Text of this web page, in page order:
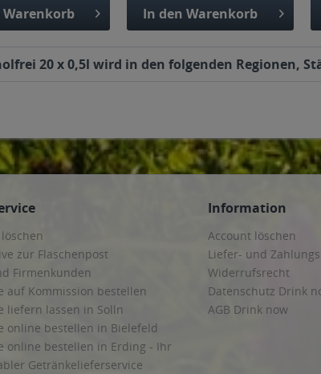
Warenkorb In den Warenkorb
20 x 0,5l wird in den folgenden Regionen,
zur Flaschenpost
Firmenkunden
auf Kommission bestellen
liefern lassen in Solln
online bestellen in Bielefeld
online bestellen in Erding - Ihr
Getränkelieferservice
Information
Account löschen
Liefer- und
Widerrufsrecht
Datenschutz Drink
AGB Drink now